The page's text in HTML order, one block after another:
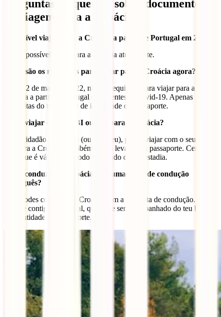
Perguntas frequentes sobre documentos
de viagem para a Croácia
É possível viajar para a Croácia a partir de Portugal em 2025?
Sim, é possível viajar para a Croácia atualmente.
Quais são os requisitos para viajar para a Croácia agora?
Desde 2 de maio de 2022, não há requisitos para viajar para a
Croácia a partir de Portugal decorrentes da covid-19. Apenas
necessitas do teu bilhete de identidade ou passaporte.
Posso viajar com um BI ou CC para a Croácia?
Se és cidadão português (ou europeu), podes viajar com o seu BI ou
CC para a Croácia. Também podes levar o teu passaporte. Certifica-
te de que é válido para todo o período da tua estadia.
Posso conduzir na Croácia com uma carta de condução
português?
Sim, podes conduzir na Croácia com a tua carta de condução. Leva
sempre contigo o original, que deve ser acompanhado do teu bilhete
de identidade ou passaporte.